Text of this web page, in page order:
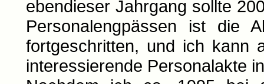
ebendieser Jahrgang sollte
Personalengpässen ist die
fortgeschritten, und ich kann
interessierende Personalakte